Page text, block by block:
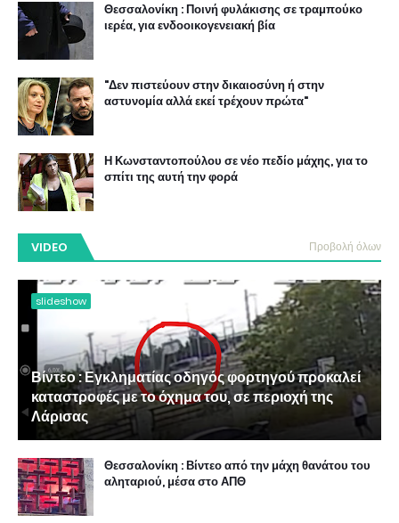
Θεσσαλονίκη : Ποινή φυλάκισης σε τραμπούκο
ιερέα, για ενδοοικογενειακή βία
"Δεν πιστεύουν στην δικαιοσύνη ή στην
αστυνομία αλλά εκεί τρέχουν πρώτα"
Η Κωνσταντοπούλου σε νέο πεδίο μάχης, για το
σπίτι της αυτή την φορά
VIDEO Προβολή όλων
slideshow
Βίντεο : Εγκληματίας οδηγός φορτηγού προκαλεί
καταστροφές με το όχημα του, σε περιοχή της
Λάρισας
Θεσσαλονίκη : Βίντεο από την μάχη θανάτου του
αληταριού, μέσα στο ΑΠΘ